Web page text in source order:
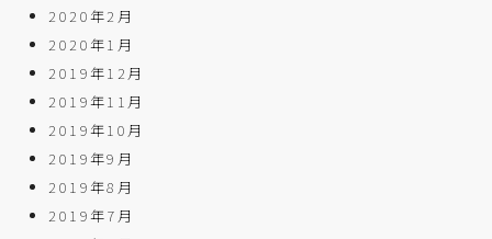
2020年2月
2020年1月
2019年12月
2019年11月
2019年10月
2019年9月
2019年8月
2019年7月